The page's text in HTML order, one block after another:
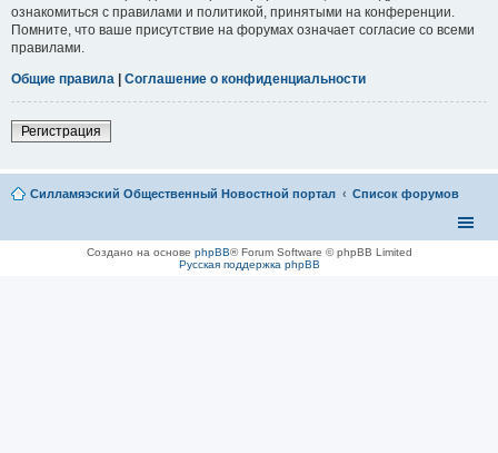
ознакомиться с правилами и политикой, принятыми на конференции.
Помните, что ваше присутствие на форумах означает согласие со всеми
правилами.
Общие правила | Соглашение о конфиденциальности
Регистрация
Силламяэский Общественный Новостной портал Список форумов
Создано на основе phpBB® Forum Software © phpBB Limited
Русская поддержка phpBB